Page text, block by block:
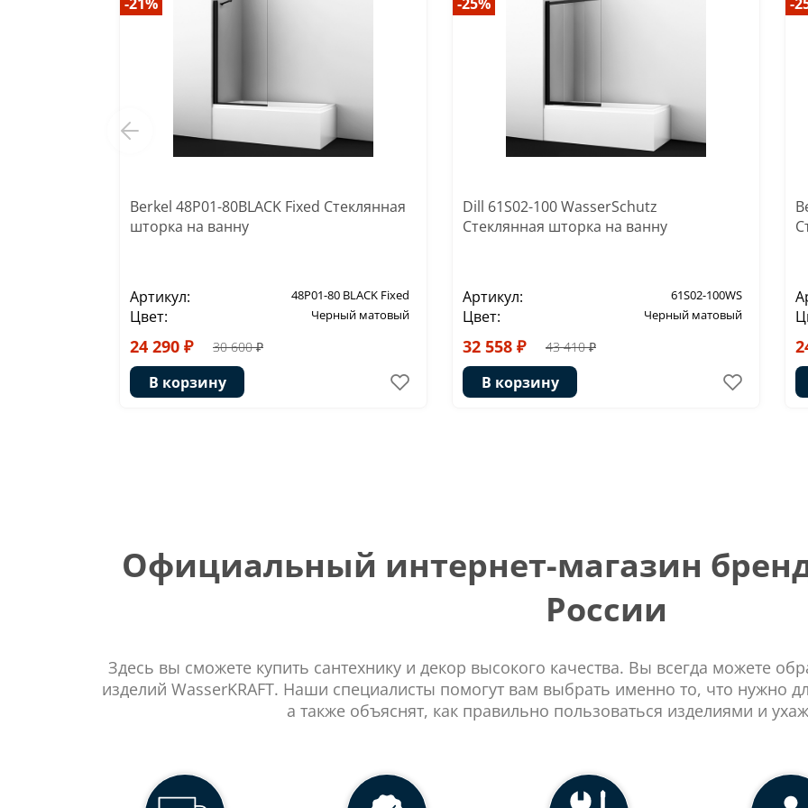
Berkel 48P01-80BLACK Fixed Стеклянная
шторка на ванну
Артикул: 48P01-80 BLACK Fixed
Цвет: Черный матовый
24 290 ₽ 30 600 ₽
В корзину
Dill 61S02-100 WasserSchutz
Стеклянная шторка на ванну
Артикул: 61S02-100WS
Цвет: Черный матовый
32 558 ₽ 43 410 ₽
В корзину
Официальный интернет-магазин
России
Здесь вы сможете купить сантехнику и декор высокого качества. Вы всегда можете
изделий WasserKRAFT. Наши специалисты помогут вам выбрать именно то, что нужно
а также объяснят, как правильно пользоваться изделиями и